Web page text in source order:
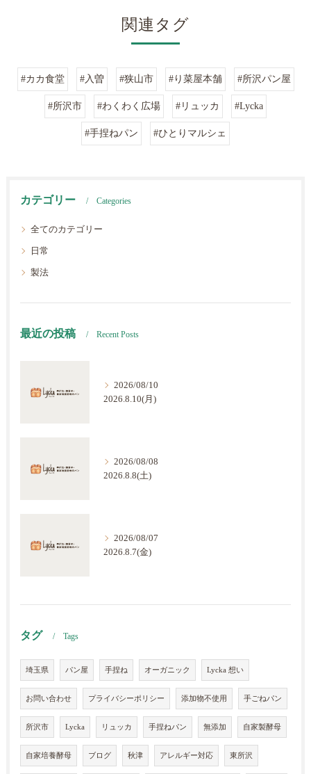
関連タグ
#カカ食堂 #入曽 #狭山市 #り菜屋本舗 #所沢パン屋
#所沢市 #わくわく広場 #リュッカ #Lycka
#手捏ねパン #ひとりマルシェ
カテゴリー Categories
全てのカテゴリー
日常
製法
最近の投稿 Recent Posts
2026/08/10
2026.8.10(月)
2026/08/08
2026.8.8(土)
2026/08/07
2026.8.7(金)
タグ Tags
埼玉県 パン屋 手捏ね オーガニック Lycka 想い
お問い合わせ プライバシーポリシー 添加物不使用 手ごねパン
所沢市 Lycka リュッカ 手捏ねパン 無添加 自家製酵母
自家培養酵母 ブログ 秋津 アレルギー対応 東所沢